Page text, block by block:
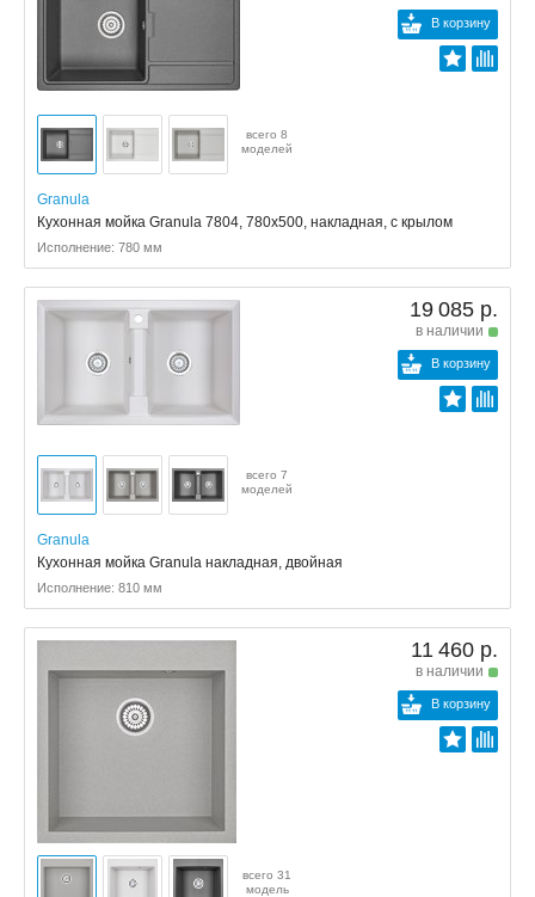
В корзину
всего 8
моделей
Granula
Кухонная мойка Granula 7804, 780x500, накладная, с крылом
Исполнение: 780 мм
19 085 р.
в наличии
В корзину
всего 7
моделей
Granula
Кухонная мойка Granula накладная, двойная
Исполнение: 810 мм
11 460 р.
в наличии
В корзину
всего 31
модель